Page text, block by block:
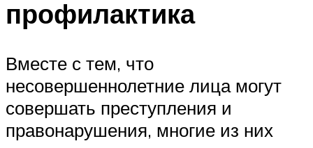
профилактика
Вместе с тем, что
несовершеннолетние лица могут
совершать преступления и
правонарушения, многие из них